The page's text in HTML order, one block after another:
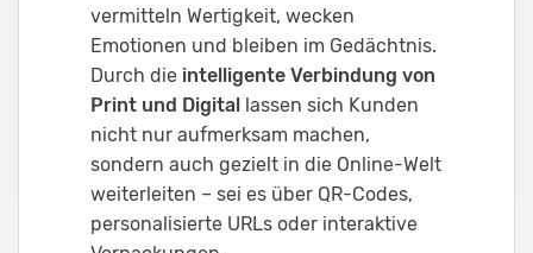
vermitteln Wertigkeit, wecken
Emotionen und bleiben im Gedächtnis.
Durch die intelligente Verbindung von
Print und Digital
lassen sich Kunden
nicht nur aufmerksam machen,
sondern auch gezielt in die Online-Welt
weiterleiten – sei es über QR-Codes,
personalisierte URLs oder interaktive